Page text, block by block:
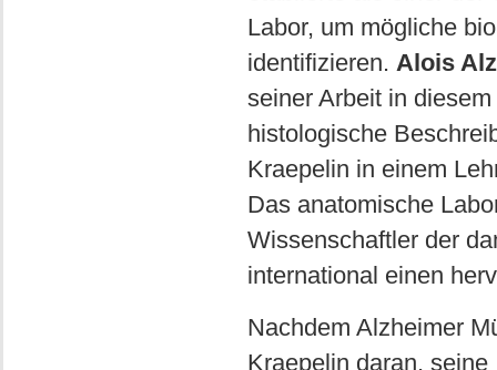
Labor, um mögliche
identifizieren. Alois
seiner Arbeit in
histologische
Kraepelin in einem
Das anatomische
Wissenschaftler der
international einen
Nachdem Alzheimer
Kraepelin daran,